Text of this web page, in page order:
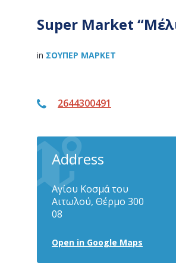
Super Market
in ΣΟΎΠΕΡ ΜΆΡΚΕΤ
2644300491
Address
Αγίου Κοσμά του
Αιτωλού, Θέρμο 300
08
Open in Google Maps